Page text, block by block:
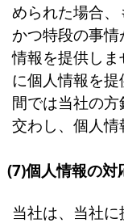
められた場合
かつ特段の事
情報を提供し
に個人情報を
間では当社の
交わし、個人情
(7)個人情報の対
当社は、当社